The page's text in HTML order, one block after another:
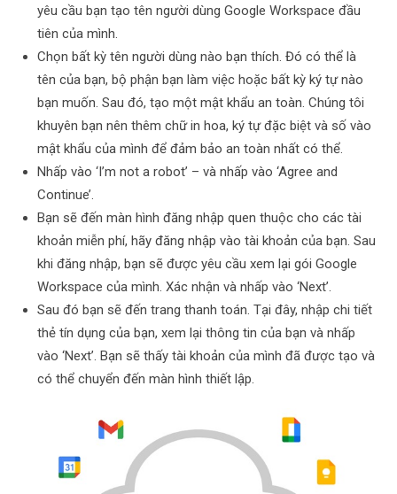
yêu cầu bạn tạo tên người dùng Google Workspace đầu
tiên của mình.
Chọn bất kỳ tên người dùng nào bạn thích. Đó có thể là
tên của bạn, bộ phận bạn làm việc hoặc bất kỳ ký tự nào
bạn muốn. Sau đó, tạo một mật khẩu an toàn. Chúng tôi
khuyên bạn nên thêm chữ in hoa, ký tự đặc biệt và số vào
mật khẩu của mình để đảm bảo an toàn nhất có thể.
Nhấp vào ‘I’m not a robot’ – và nhấp vào ‘Agree and
Continue’.
Bạn sẽ đến màn hình đăng nhập quen thuộc cho các tài
khoản miễn phí, hãy đăng nhập vào tài khoản của bạn. Sau
khi đăng nhập, bạn sẽ được yêu cầu xem lại gói Google
Workspace của mình. Xác nhận và nhấp vào ‘Next’.
Sau đó bạn sẽ đến trang thanh toán. Tại đây, nhập chi tiết
thẻ tín dụng của bạn, xem lại thông tin của bạn và nhấp
vào ‘Next’. Bạn sẽ thấy tài khoản của mình đã được tạo và
có thể chuyển đến màn hình thiết lập.